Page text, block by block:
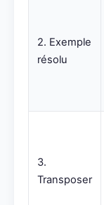
2. Exemple
résolu
3.
Transposer